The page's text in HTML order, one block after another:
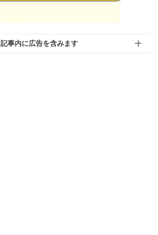
記事内に広告を含みます